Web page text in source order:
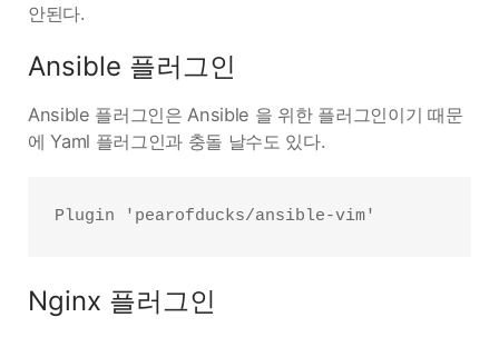
안된다.
Ansible 플러그인
Ansible 플러그인은 Ansible 을 위한 플러그인이기 때문
에 Yaml 플러그인과 충돌 날수도 있다.
Nginx 플러그인